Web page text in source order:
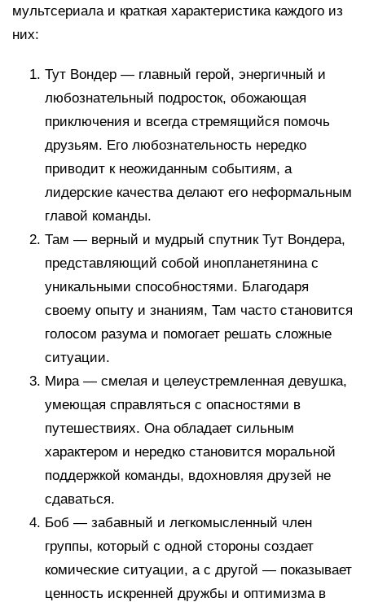
мультсериала и краткая характеристика каждого из
них:
Тут Вондер — главный герой, энергичный и
любознательный подросток, обожающая
приключения и всегда стремящийся помочь
друзьям. Его любознательность нередко
приводит к неожиданным событиям, а
лидерские качества делают его неформальным
главой команды.
Там — верный и мудрый спутник Тут Вондера,
представляющий собой инопланетянина с
уникальными способностями. Благодаря
своему опыту и знаниям, Там часто становится
голосом разума и помогает решать сложные
ситуации.
Мира — смелая и целеустремленная девушка,
умеющая справляться с опасностями в
путешествиях. Она обладает сильным
характером и нередко становится моральной
поддержкой команды, вдохновляя друзей не
сдаваться.
Боб — забавный и легкомысленный член
группы, который с одной стороны создает
комические ситуации, а с другой — показывает
ценность искренней дружбы и оптимизма в